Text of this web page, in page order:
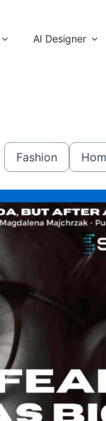
AI Designer
Fashion